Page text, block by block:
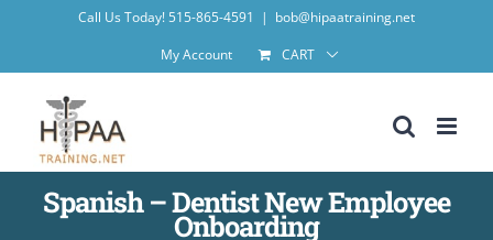
Call Us Today! 515-865-4591 | bob@hipaatraining.net
My Account
CART
Spanish – Dentist New Employee
Onboarding